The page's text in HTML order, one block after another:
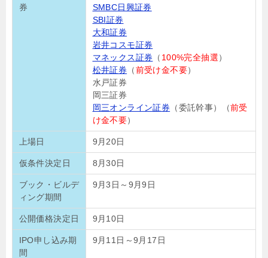
券
SMBC日興証券
SBI証券
大和証券
岩井コスモ証券
マネックス証券 （ 100%完全抽選）
松井証券 （前受け金不要）
水戸証券
岡三証券
岡三オンライン証券 （委託幹事）（前受
け金不要）
上場日 9月20日
仮条件決定日 8月30日
ブック・ビルデ
ィング期間
9月3日～9月9日
公開価格決定日 9月10日
IPO申し込み期
間
9月11日～9月17日